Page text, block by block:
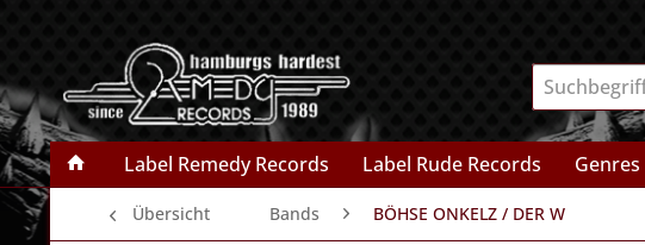
Label Remedy Records Label Rude Records Genres
Übersicht Bands BÖHSE ONKELZ / DER W